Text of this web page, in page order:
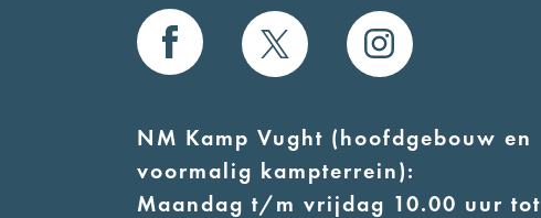
NM Kamp Vught (hoofdgebouw en
voormalig kampterrein):
Maandag t/m vrijdag 10.00 uur tot